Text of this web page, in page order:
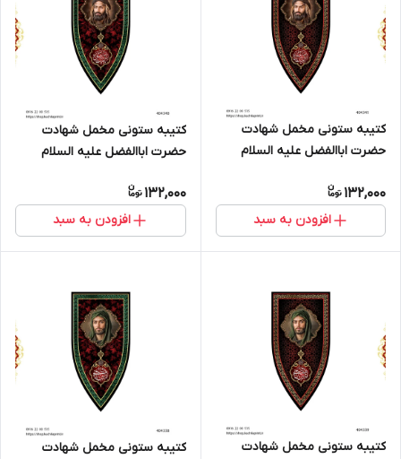
کتیبه ستونی مخمل شهادت
حضرت اباالفضل علیه السلام
132,000
افزودن به سبد
کتیبه ستونی مخمل شهادت
حضرت اباالفضل علیه السلام
132,000
افزودن به سبد
کتیبه ستونی مخمل شهادت
کتیبه ستونی مخمل شهادت